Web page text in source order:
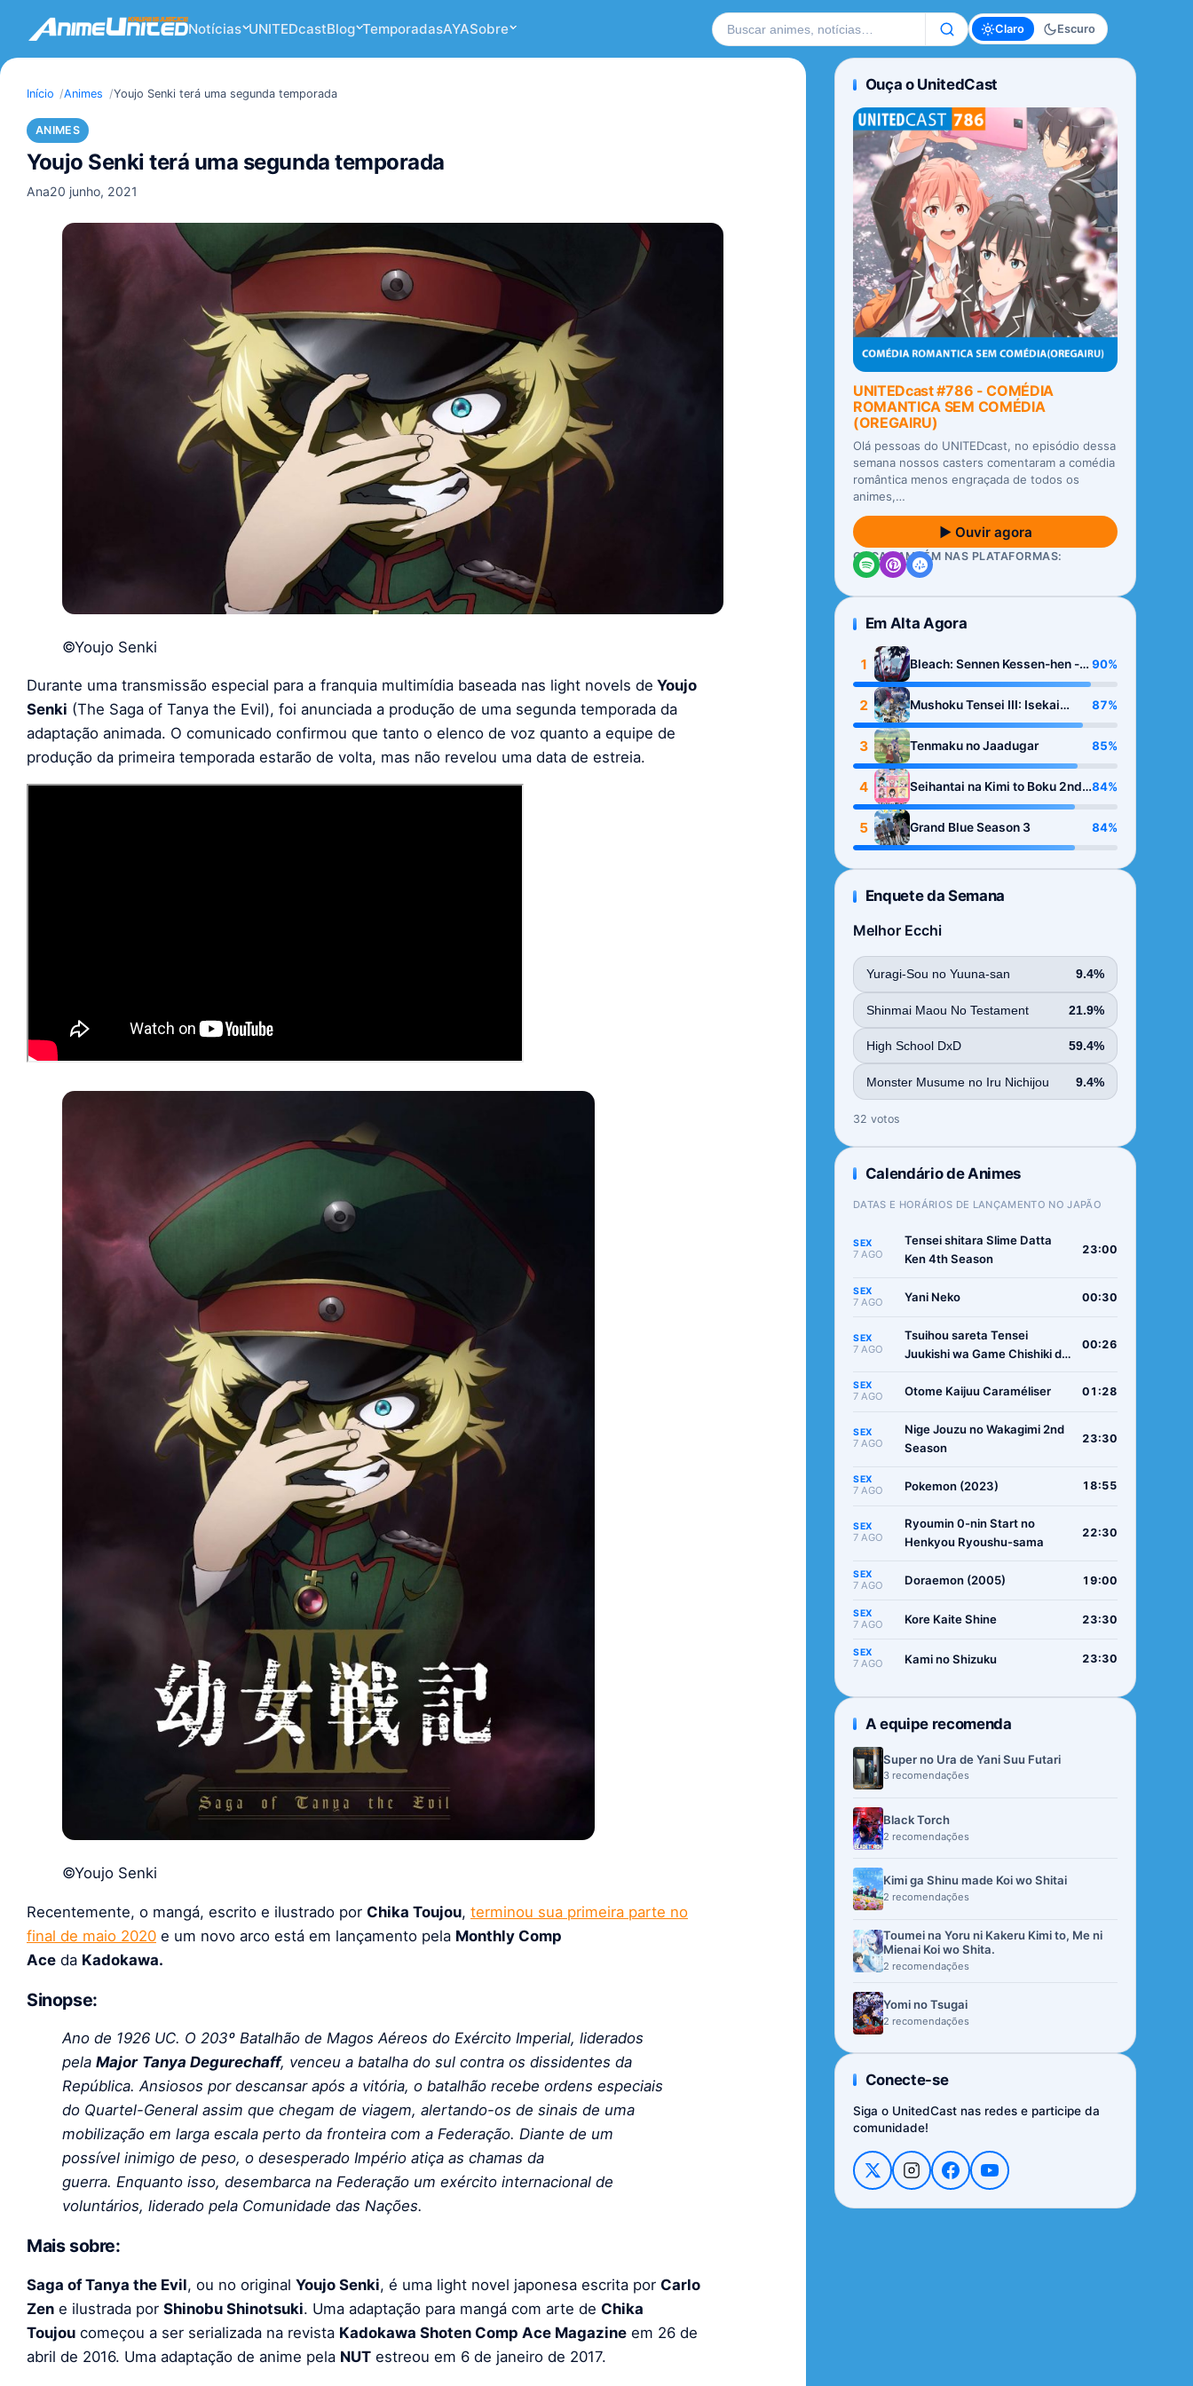
Notícias UNITEDcastBlog TemporadasAYASobre Buscar no site Claro Escuro
Início Animes Youjo Senki terá uma segunda temporada
ANIMES
Youjo Senki terá uma segunda temporada
Ana20 junho, 2021
©Youjo Senki
Durante uma transmissão especial para a franquia multimídia baseada nas light novels de Youjo
Senki (The Saga of Tanya the Evil), foi anunciada a produção de uma segunda temporada da
adaptação animada. O comunicado confirmou que tanto o elenco de voz quanto a equipe de
produção da primeira temporada estarão de volta, mas não revelou uma data de estreia.
©Youjo Senki
Recentemente, o mangá, escrito e ilustrado por Chika Toujou, terminou sua primeira parte no
final de maio 2020 e um novo arco está em lançamento pela Monthly Comp
Ace da Kadokawa.
Sinopse:
Ano de 1926 UC. O 203º Batalhão de Magos Aéreos do Exército Imperial, liderados
pela Major Tanya Degurechaff, venceu a batalha do sul contra os dissidentes da
República. Ansiosos por descansar após a vitória, o batalhão recebe ordens especiais
do Quartel-General assim que chegam de viagem, alertando-os de sinais de uma
mobilização em larga escala perto da fronteira com a Federação. Diante de um
possível inimigo de peso, o desesperado Império atiça as chamas da
guerra. Enquanto isso, desembarca na Federação um exército internacional de
voluntários, liderado pela Comunidade das Nações.
Mais sobre:
Saga of Tanya the Evil, ou no original Youjo Senki, é uma light novel japonesa escrita por Carlo
Zen e ilustrada por Shinobu Shinotsuki. Uma adaptação para mangá com arte de Chika
Toujou começou a ser serializada na revista Kadokawa Shoten Comp Ace Magazine em 26 de
abril de 2016. Uma adaptação de anime pela NUT estreou em 6 de janeiro de 2017.
Ouça o UnitedCast
UNITEDcast #786 - COMÉDIA
ROMANTICA SEM COMÉDIA
(OREGAIRU)
Olá pessoas do UNITEDcast, no episódio dessa
semana nossos casters comentaram a comédia
romântica menos engraçada de todos os
animes,…
▶ Ouvir agora
OUÇA TAMBÉM NAS PLATAFORMAS:
Em Alta Agora
1
Bleach: Sennen Kessen-hen -
Kashin-tan
90%
2
Mushoku Tensei III: Isekai
Ittara Honki Dasu
87%
3 Tenmaku no Jaadugar 85%
4
Seihantai na Kimi to Boku 2nd
Season
84%
5 Grand Blue Season 3 84%
Enquete da Semana
Melhor Ecchi
Yuragi-Sou no Yuuna-san 9.4%
Shinmai Maou No Testament 21.9%
High School DxD 59.4%
Monster Musume no Iru Nichijou 9.4%
32 votos
Calendário de Animes
DATAS E HORÁRIOS DE LANÇAMENTO NO JAPÃO
SEX
7 AGO
Tensei shitara Slime Datta
Ken 4th Season
23:00
SEX
7 AGO Yani Neko 00:30
SEX
7 AGO
Tsuihou sareta Tensei
Juukishi wa Game Chishiki de
00:26
SEX
7 AGO Otome Kaijuu Caraméliser 01:28
SEX
7 AGO
Nige Jouzu no Wakagimi 2nd
Season
23:30
SEX
7 AGO Pokemon (2023) 18:55
SEX
7 AGO
Ryoumin 0-nin Start no
Henkyou Ryoushu-sama
22:30
SEX
7 AGO Doraemon (2005) 19:00
SEX
7 AGO Kore Kaite Shine 23:30
SEX
7 AGO Kami no Shizuku 23:30
A equipe recomenda
Super no Ura de Yani Suu Futari
3 recomendações
Black Torch
2 recomendações
Kimi ga Shinu made Koi wo Shitai
2 recomendações
Toumei na Yoru ni Kakeru Kimi to, Me ni
Mienai Koi wo Shita.
2 recomendações
Yomi no Tsugai
2 recomendações
Conecte-se
Siga o UnitedCast nas redes e participe da
comunidade!